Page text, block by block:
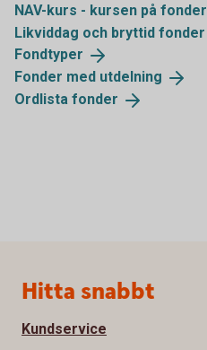
NAV-kurs - kursen på fonder
Likviddag och bryttid fonder
Fondtyper
Fonder med utdelning
Ordlista fonder
Sidfot
Hitta snabbt
Kundservice